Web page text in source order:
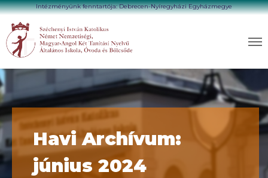
Intézményünk fenntartója: Debrecen-Nyíregyházi Egyházmegye
Havi Archívum:
június 2024